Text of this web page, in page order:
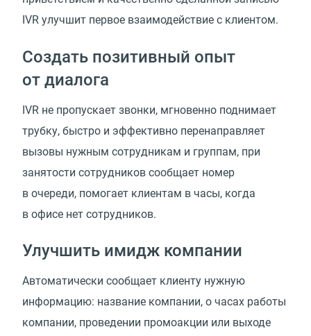
IVR улучшит первое взаимодействие с клиентом.
Создать позитивный опыт
от диалога
IVR не пропускает звонки, мгновенно поднимает
трубку, быстро и эффективно перенаправляет
вызовы нужным сотрудникам и группам, при
занятости сотрудников сообщает номер
в очереди, помогает клиентам в часы, когда
в офисе нет сотрудников.
Улучшить имидж компании
Автоматически сообщает клиенту нужную
информацию: название компании, о часах работы
компании, проведении промоакции или выходе